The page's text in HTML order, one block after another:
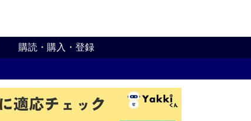
購読・購入・登録